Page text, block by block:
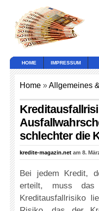
HOME IMPRESSUM
Home »Allgemeines
schlechter die
kredite-magazin.net am 8.
Bei jedem Kredit,
erteilt, muss das
Kreditausfallrisiko